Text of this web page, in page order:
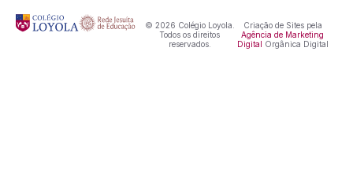
© 2026 Colégio Loyola.
Todos os direitos
reservados.
Criação de Sites pela
Agência de Marketing
Digital Orgânica Digital